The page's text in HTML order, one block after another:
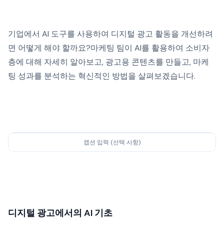
기업에서 AI 도구를 사용하여 디지털 광고 활동을 개선하려
면 어떻게 해야 할까요?마케팅 팀이 AI를 활용하여 소비자
층에 대해 자세히 알아보고, 광고용 콘텐츠를 만들고, 마케
팅 성과를 분석하는 혁신적인 방법을 살펴보겠습니다.
캡션 입력 (선택 사항)
디지털 광고에서의 AI 기초